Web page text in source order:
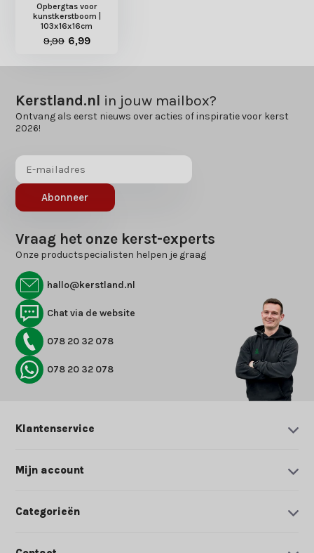
Opbergtas voor
kunstkerstboom |
103x16x16cm
9,99 6,99
Kerstland.nl in jouw mailbox?
Ontvang als eerst nieuws over acties of inspiratie voor kerst
2026!
Abonneer
Vraag het onze kerst-experts
Onze productspecialisten helpen je graag
hallo@kerstland.nl
Chat via de website
078 20 32 078
078 20 32 078
Klantenservice
Mijn account
Categorieën